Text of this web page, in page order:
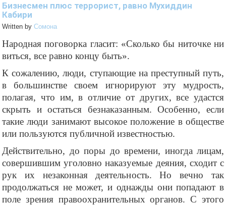
Бизнесмен плюс террорист, равно Мухиддин
Кабири
Written by Cомона
Народная поговорка гласит: «Сколько бы ниточке ни
виться, все равно концу быть».
К сожалению, люди, ступающие на преступный путь,
в большинстве своем игнорируют эту мудрость,
полагая, что им, в отличие от других, все удастся
скрыть и остаться безнаказанным. Особенно, если
такие люди занимают высокое положение в обществе
или пользуются публичной известностью.
Действительно, до поры до времени, иногда лицам,
совершившим уголовно наказуемые деяния, сходит с
рук их незаконная деятельность. Но вечно так
продолжаться не может, и однажды они попадают в
поле зрения правоохранительных органов. С этого